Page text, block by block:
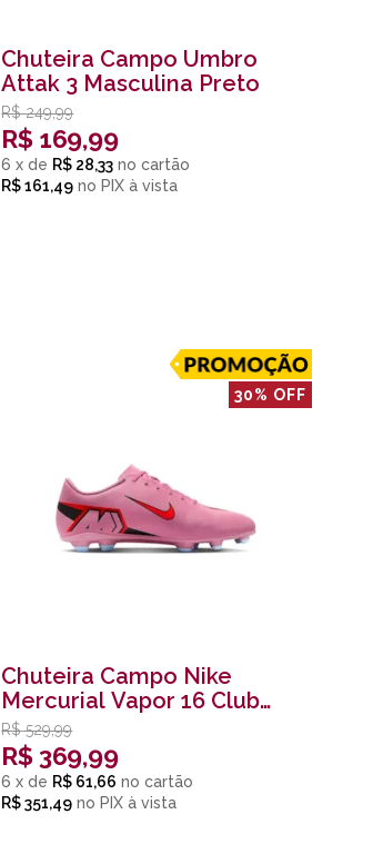
Chuteira Campo Umbro
Attak 3 Masculina Preto
R$ 249,99
R$ 169,99
6 x de R$ 28,33
R$ 161,49 no PIX
30% OFF
Chuteira Campo Nike
Mercurial Vapor 16 Club
Masculina Vermelho
R$ 529,99
R$ 369,99
6 x de R$ 61,66
R$ 351,49 no PIX